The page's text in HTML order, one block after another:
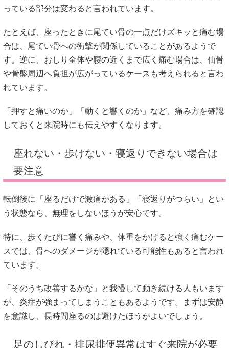
っている部分は変わると言われています。
たとえば、座ったときに尾てい骨の一点だけズキッと痛む場
合は、尾てい骨への衝撃が関係していることがあるようで
す。逆に、おしり全体や腰の近くまで広く痛む場合は、仙骨
や骨盤周辺へ負担が広がっているケースも考えられると言わ
れています。
「押すと痛いのか」「動くと響くのか」など、痛み方を確認
しておくと来院時にも伝えやすくなります。
座れない・歩けない・寝返りできない場合は
要注意
転倒後に「座るだけで激痛がある」「寝返りがつらい」とい
う状態なら、無理をしないほうが安心です。
特に、歩くたびに響く痛みや、体重をかけると強く痛むケー
スでは、骨へのダメージが隠れている可能性もあると言われ
ています。
「そのうち改善するかな」と我慢して動き続ける人もいます
が、炎症が強まってしまうこともあるようです。まずは安静
を意識し、長時間座るのは避けたほうがよいでしょう。
足のしびれ・排尿排便異常はすぐ来院が必要